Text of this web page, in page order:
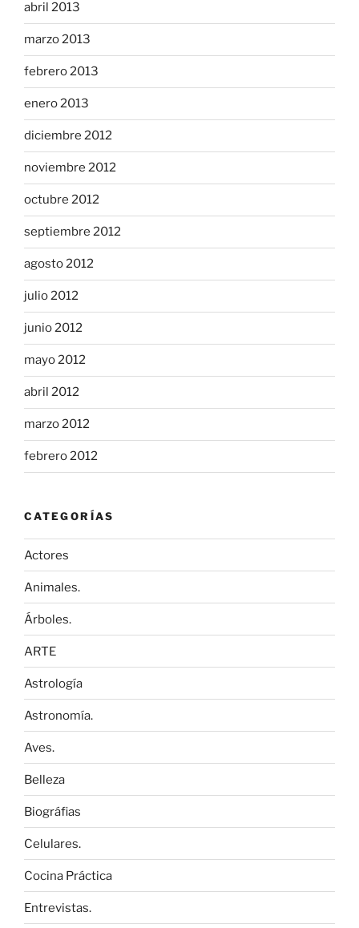
abril 2013
marzo 2013
febrero 2013
enero 2013
diciembre 2012
noviembre 2012
octubre 2012
septiembre 2012
agosto 2012
julio 2012
junio 2012
mayo 2012
abril 2012
marzo 2012
febrero 2012
CATEGORÍAS
Actores
Animales.
Árboles.
ARTE
Astrología
Astronomía.
Aves.
Belleza
Biográfias
Celulares.
Cocina Práctica
Entrevistas.